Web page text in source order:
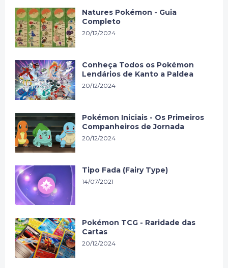
Natures Pokémon - Guia
Completo
20/12/2024
Conheça Todos os Pokémon
Lendários de Kanto a Paldea
20/12/2024
Pokémon Iniciais - Os Primeiros
Companheiros de Jornada
20/12/2024
Tipo Fada (Fairy Type)
14/07/2021
Pokémon TCG - Raridade das
Cartas
20/12/2024